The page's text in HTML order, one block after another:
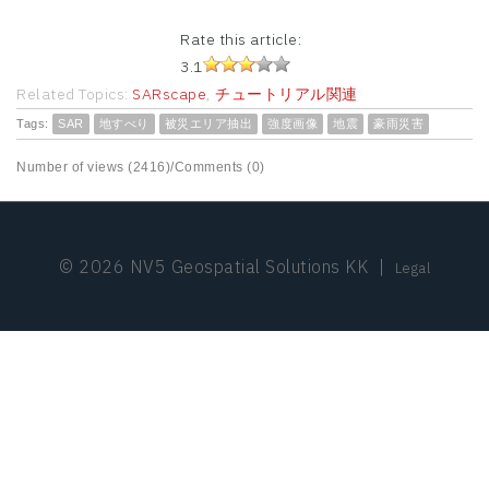
Rate this article:
3.1
Related Topics: SARscape, チュートリアル関連
Tags: SAR 地すべり 被災エリア抽出 強度画像 地震 豪雨災害
Number of views (2416)/Comments (0)
© 2026 NV5 Geospatial Solutions KK Legal